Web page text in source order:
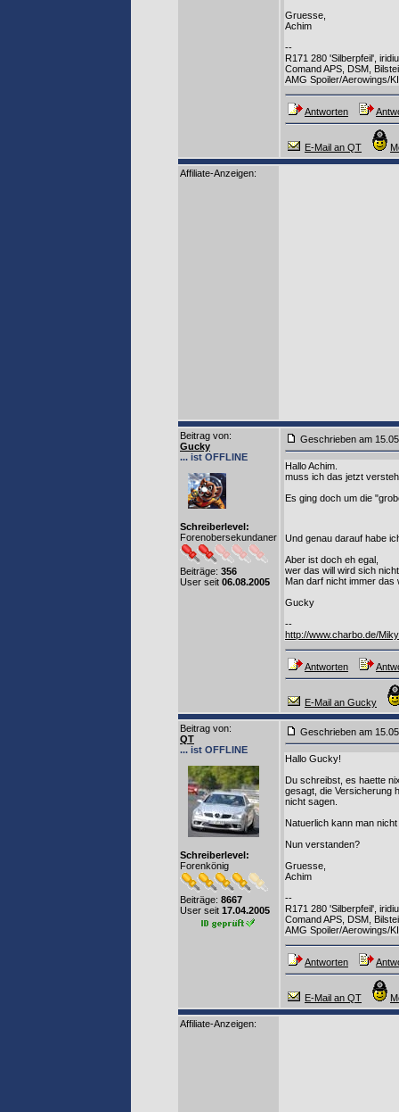
Gruesse,
Achim
--
R171 280 'Silberpfeil',
Comand APS, DSM,
AMG Spoiler/Aerowings/
Antworten
E-Mail an QT
Affiliate-Anzeigen:
Beitrag von:
Gucky
... ist OFFLINE
Schreiberlevel:
Forenobersekundaner
Beiträge: 356
User seit 06.08.2005
Geschrieben am
Hallo Achim.
muss ich das jetzt
Es ging doch um die
Und genau darauf habe
Aber ist doch eh egal,
wer das will wird sich
Man darf nicht immer das
Gucky
--
http://www.charbo.de/Miky
Antworten
E-Mail an Gucky
Beitrag von:
QT
... ist OFFLINE
Schreiberlevel:
Forenkönig
Beiträge: 8667
User seit 17.04.2005
Geschrieben am
Hallo Gucky!
Du schreibst, es haette
gesagt, die Versicherung
nicht sagen.
Natuerlich kann man
Nun verstanden?
Gruesse,
Achim
--
R171 280 'Silberpfeil',
Comand APS, DSM,
AMG Spoiler/Aerowings/
Antworten
E-Mail an QT
Affiliate-Anzeigen: